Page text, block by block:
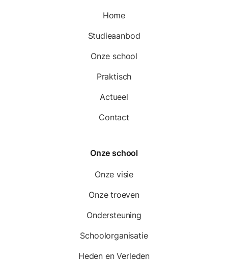
Home
Studieaanbod
Onze school
Praktisch
Actueel
Contact
Onze school
Onze visie
Onze troeven
Ondersteuning
Schoolorganisatie
Heden en Verleden